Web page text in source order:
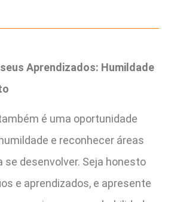
Aprendizados: Humildade
é uma oportunidade
e reconhecer áreas
se desenvolver. Seja honesto
e aprendizados, e apresente